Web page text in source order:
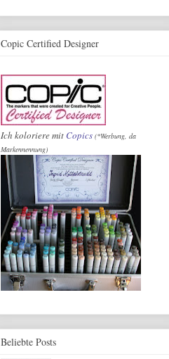
Copic Certified Designer
Ich koloriere mit Copics (*Werbung, da
Markennennung)
Beliebte Posts